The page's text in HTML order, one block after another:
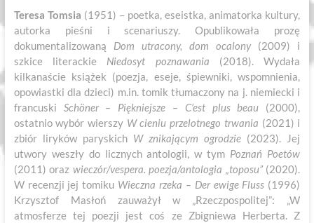
Teresa Tomsia (1951) – poetka, eseistka, animatorka kultury,
autorka pieśni i scenariuszy. Opublikowała prozę
dokumentalizowaną Dom utracony, dom ocalony (2009) i
szkice literackie Niedosyt poznawania (2018). Wydała
kilkanaście książek (poezja, eseje, śpiewniki, wspomnienia,
opowiastki dla dzieci) m.in. tomik tłumaczony na j. niemiecki i
francuski Schöner – Piękniejsze – C’est plus beau (2000),
ostatnio wybór wierszy W cieniu przelotnego trwania (2021) i
zbiór liryków paryskichW znikającym ogrodzie (2023). Jej
utwory weszły do licznych antologii, w tym Poznań Poetów
(2011) oraz wieczór/vespera. poezja/antologia „toposu” (2020).
W recenzji jej tomiku Wieczna rzeka – Der ewige Fluss (1996)
Krzysztof Masłoń zauważył w „Rzeczpospolitej”: „W
atmosferze tej poezji jest coś ze Zbigniewa Herberta. Z